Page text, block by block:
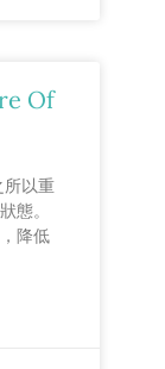
Of
以重
態。
降低